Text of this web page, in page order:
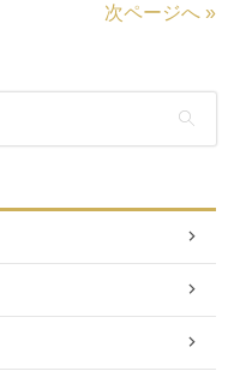
次ページへ »